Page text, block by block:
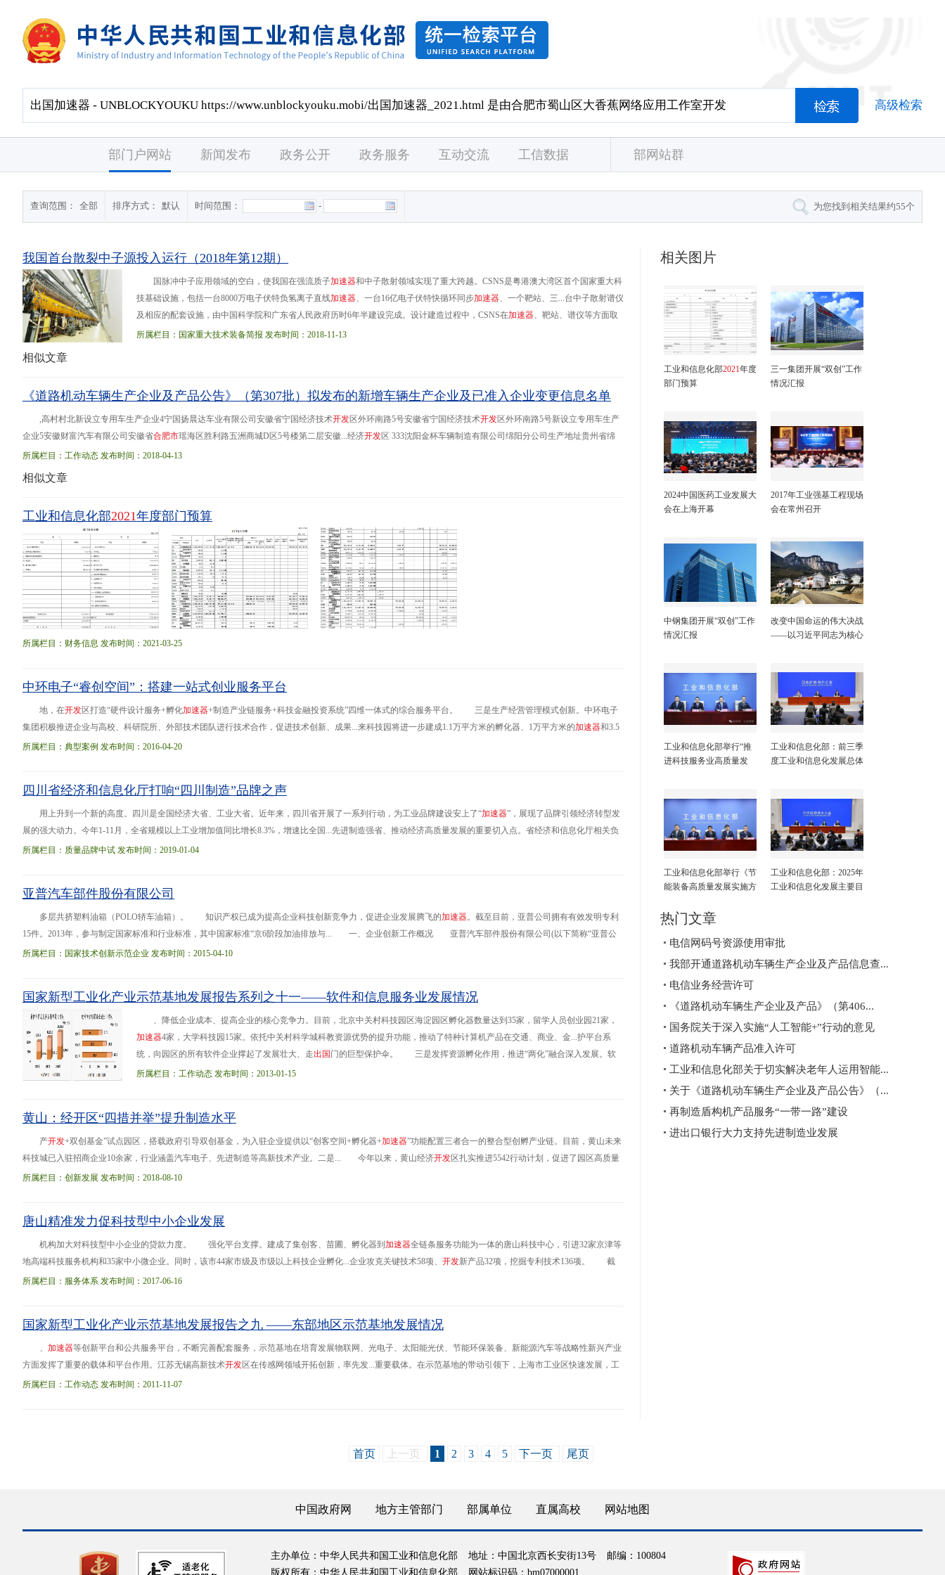
高级检索
部门户网站 新闻发布 政务公开 政务服务 互动交流 工信数据 部网站群
查询范围： 全部 排序方式： 默认 时间范围： - 为您找到相关结果约55个
我国首台散裂中子源投入运行（2018年第12期）
国脉冲中子应用领域的空白，使我国在强流质子加速器和中子散射领域实现了重大跨越。CSNS是粤港澳大湾区首个国家重大科
技基础设施，包括一台8000万电子伏特负氢离子直线加速器、一台16亿电子伏特快循环同步加速器、一个靶站、三...台中子散射谱仪
及相应的配套设施，由中国科学院和广东省人民政府历时6年半建设完成。设计建造过程中，CSNS在加速器、靶站、谱仪等方面取
得了一系列重大突破。如创新性地采用较低能量的直线 加
所属栏目：国家重大技术装备简报 发布时间：2018-11-13
相似文章
《道路机动车辆生产企业及产品公告》（第307批）拟发布的新增车辆生产企业及已准入企业变更信息名单
,高村村北新设立专用车生产企业4宁国扬晨达车业有限公司安徽省宁国经济技术开发区外环南路5号安徽省宁国经济技术开发区外环南路5号新设立专用车生产
企业5安徽财富汽车有限公司安徽省合肥市瑶海区胜利路五洲商城D区5号楼第二层安徽...经济开发区 333沈阳金杯车辆制造有限公司绵阳分公司生产地址贵州省绵
阳市游仙区仙人路二段六号四川省绵阳市安州区银河大道西段1号 455安徽安凯汽车股份有限公司注册地址安徽省
所属栏目：工作动态 发布时间：2018-04-13
相似文章
工业和信息化部2021年度部门预算
所属栏目：财务信息 发布时间：2021-03-25
中环电子“睿创空间”：搭建一站式创业服务平台
地，在开发区打造“硬件设计服务+孵化加速器+制造产业链服务+科技金融投资系统”四维一体式的综合服务平台。 三是生产经营管理模式创新。中环电子
集团积极推进企业与高校、科研院所、外部技术团队进行技术合作，促进技术创新、成果...来科技园将进一步建成1.1万平方米的孵化器、1万平方米的加速器和3.5
万平方米的产业化平台，一站式解决企业从初创、成长至壮大所需的空间、资金、平台和服务。天津中环智地孵化平台预计每年引进10~15家智能硬件类创业项目
所属栏目：典型案例 发布时间：2016-04-20
四川省经济和信息化厅打响“四川制造”品牌之声
用上升到一个新的高度。四川是全国经济大省、工业大省。近年来，四川省开展了一系列行动，为工业品牌建设安上了“加速器”，展现了品牌引领经济转型发
展的强大动力。今年1-11月，全省规模以上工业增加值同比增长8.3%，增速比全国...先进制造强省、推动经济高质量发展的重要切入点。省经济和信息化厅相关负
责人表示，四川省即将出台《“四川制造”品牌提升三年行动计划（2019-
所属栏目：质量品牌中试 发布时间：2019-01-04
亚普汽车部件股份有限公司
多层共挤塑料油箱（POLO轿车油箱）。 知识产权已成为提高企业科技创新竞争力，促进企业发展腾飞的加速器。截至目前，亚普公司拥有有效发明专利
15件。2013年，参与制定国家标准和行业标准，其中国家标准“京6阶段加油排放与... 一、企业创新工作概况 亚普汽车部件股份有限公司(以下简称“亚普公
司”)专业从事汽车塑料油箱系统开发、制造和销售，是国内最大、全球第三的汽车油箱系统制造集团化企业、国家高新技术企业、国家技术创新示范企业。亚普公
所属栏目：国家技术创新示范企业 发布时间：2015-04-10
国家新型工业化产业示范基地发展报告系列之十一——软件和信息服务业发展情况
、降低企业成本、提高企业的核心竞争力。目前，北京中关村科技园区海淀园区孵化器数量达到35家，留学人员创业园21家，
加速器4家，大学科技园15家。依托中关村科学城科教资源优势的提升功能，推动了特种计算机产品在交通、商业、金...护平台系
统，向园区的所有软件企业撑起了发展壮大、走出 国 门的巨型保护伞。 三是发挥资源孵化作用，推进“两化”融合深入发展。软
件和信息技术服务已渗透到国民经济的各个领域。示范基地通过“两化”融合进一步发展，有效提高产品价值
所属栏目：工作动态 发布时间：2013-01-15
黄山：经开区“四措并举”提升制造水平
产开发+双创基金”试点园区，搭载政府引导双创基金，为入驻企业提供以“创客空间+孵化器+加速器”功能配置三者合一的整合型创孵产业链。目前，黄山未来
科技城已入驻招商企业10余家，行业涵盖汽车电子、先进制造等高新技术产业。二是... 今年以来，黄山经济开发区扎实推进5542行动计划，促进了园区高质量
发展。1-6月，规上工业增加值同比增长21.6%；工业投资同比增长10%，其中工业技改投资同比增长363%；实现进出口4245.16万美元，同比增长
所属栏目：创新发展 发布时间：2018-08-10
唐山精准发力促科技型中小企业发展
机构加大对科技型中小企业的贷款力度。 强化平台支撑。建成了集创客、苗圃、孵化器到 加速器全链条服务功能为一体的唐山科技中心，引进32家京津等
地高端科技服务机构和35家中小微企业。同时，该市44家市级及市级以上科技企业孵化...企业攻克关键技术58项、 开发新产品32项，挖掘专利技术136项。 截
至去年年底，唐山市科技型中小企业由2013年的707家发展到3972家，连续三年实现倍增；科技小巨人企业从2013年的不足50家，发展到了294家，占
所属栏目：服务体系 发布时间：2017-06-16
国家新型工业化产业示范基地发展报告之九 ——东部地区示范基地发展情况
、 加速器等创新平台和公共服务平台，不断完善配套服务，示范基地在培育发展物联网、光电子、太阳能光伏、节能环保装备、新能源汽车等战略性新兴产业
方面发挥了重要的载体和平台作用。江苏无锡高新技术开发区在传感网领域开拓创新，率先发...重要载体。在示范基地的带动引领下，上海市工业区快速发展，工
业区工业总产值占上海市工业总产值的72.8%。以黑龙江为例，哈尔滨新型装备制造产业基地和大庆高新技术产业
所属栏目：工作动态 发布时间：2011-11-07
相关图片
工业和信息化部2021年度
部门预算
三一集团开展“双创”工作
情况汇报
2024中国医药工业发展大
会在上海开幕
2017年工业强基工程现场
会在常州召开
中钢集团开展“双创”工作
情况汇报
改变中国命运的伟大决战
——以习近平同志为核心
工业和信息化部举行“推
进科技服务业高质量发
工业和信息化部：前三季
度工业和信息化发展总体
工业和信息化部举行《节
能装备高质量发展实施方
闻发布会
工业和信息化部：2025年
工业和信息化发展主要目
热门文章
电信网码号资源使用审批
我部开通道路机动车辆生产企业及产品信息查...
电信业务经营许可
《道路机动车辆生产企业及产品》（第406...
国务院关于深入实施“人工智能+”行动的意见
道路机动车辆产品准入许可
工业和信息化部关于切实解决老年人运用智能...
关于《道路机动车辆生产企业及产品公告》（...
再制造盾构机产品服务“一带一路”建设
进出口银行大力支持先进制造业发展
首页 上一页 1 2 3 4 5 下一页 尾页
中国政府网 地方主管部门 部属单位 直属高校 网站地图
主办单位：中华人民共和国工业和信息化部 地址：中国北京西长安街13号
邮编：100804
版权所有：中华人民共和国工业和信息化部
网站标识码：bm07000001